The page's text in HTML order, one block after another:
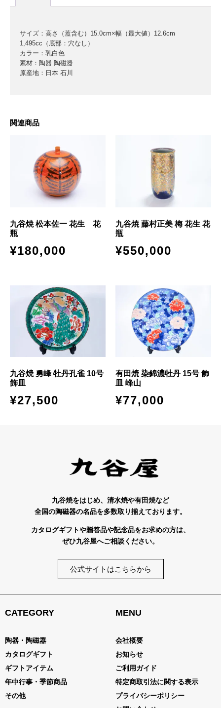
サイズ：高さ（蓋含む）15.0cm×幅（最大値）12.6cm
1,495cc（底部：穴なし）
カラー：乳白色
素材：陶器 陶磁器
原産地：日本 石川
関連商品
九谷焼 松本佐一 花生 花
瓶
¥180,000
九谷焼 藤村正美 梅 花生 花
瓶
¥550,000
九谷焼 勇峰 牡丹孔雀 10号
飾皿
¥27,500
有田焼 染錦濃牡丹 15号 飾
皿 峰山
¥77,000
九谷焼をはじめ、清水焼や有田焼など
全国の陶磁器の名品を多数取り揃えております。
カタログギフトや贈答品や記念品をお求めの方は、
ぜひ九谷屋へご相談ください。
公式サイトはこちらから
CATEGORY
陶器・陶磁器
カタログギフト
ギフトアイテム
年中行事・季節商品
その他
MENU
会社概要
お知らせ
ご利用ガイド
特定商取引法に関する表示
プライバシーポリシー